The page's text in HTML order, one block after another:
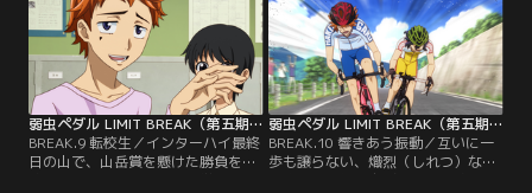
り、何とかその場をしのぐ。しか
し、峠の合間にある平坦道にさしか
かかると、箱根学園キャプテンの泉
田がチームを引いて一気に加速！
ーだ。しかし、泉田のスプリントに
よって予想外に開いた距離を埋める
ため、手嶋は自らを犠牲にしてチー
ムを引く。
弱虫ペダル LIMIT BREAK（第五期） 第09話
BREAK.9 転校生／インターハイ最終
日の山で、山岳賞を懸けた勝負を手
弱虫ペダル LIMIT BREAK（第五期） 第10話
BREAK.10 響きあう振動／互いに一
歩も譲らない、熾烈（しれつ）な山
岳賞争いを繰り広げてゆく手嶋と葦